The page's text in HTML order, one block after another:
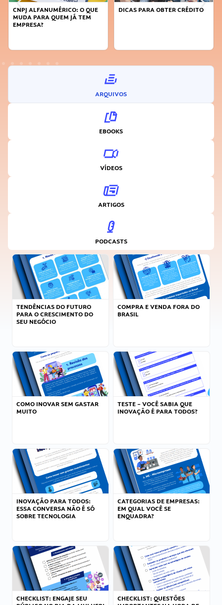
CNPJ ALFANUMÉRICO: O QUE
MUDA PARA QUEM JÁ TEM
EMPRESA?
DICAS PARA OBTER CRÉDITO
ARQUIVOS
EBOOKS
VÍDEOS
ARTIGOS
PODCASTS
TENDÊNCIAS DO FUTURO
PARA O CRESCIMENTO DO
SEU NEGÓCIO
COMPRA E VENDA FORA DO
BRASIL
COMO INOVAR SEM GASTAR
MUITO
TESTE – VOCÊ SABIA QUE
INOVAÇÃO É PARA TODOS?
INOVAÇÃO PARA TODOS:
ESSA CONVERSA NÃO É SÓ
SOBRE TECNOLOGIA
CATEGORIAS DE EMPRESAS:
EM QUAL VOCÊ SE
ENQUADRA?
CHECKLIST: ENGAJE SEU
CHECKLIST: QUESTÕES